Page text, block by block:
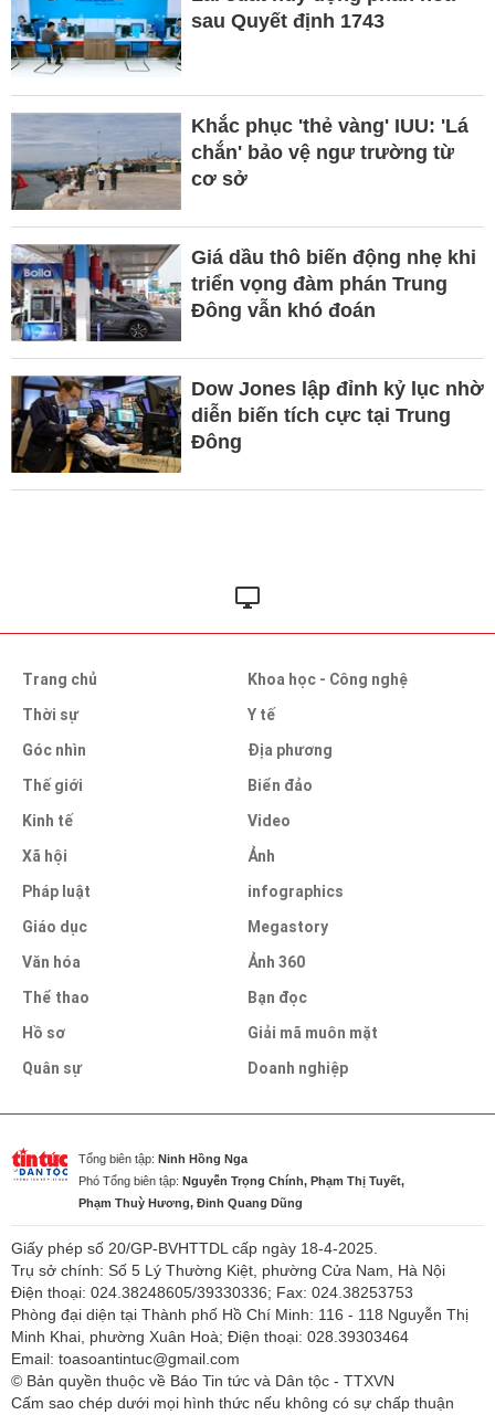
sau Quyết định 1743
Khắc phục 'thẻ vàng' IUU: 'Lá
chắn' bảo vệ ngư trường từ
cơ sở
Giá dầu thô biến động nhẹ khi
triển vọng đàm phán Trung
Đông vẫn khó đoán
Dow Jones lập đỉnh kỷ lục nhờ
diễn biến tích cực tại Trung
Đông
Trang chủ
Thời sự
Góc nhìn
Thế giới
Kinh tế
Xã hội
Pháp luật
Giáo dục
Văn hóa
Thể thao
Hồ sơ
Quân sự
Khoa học - Công nghệ
Y tế
Địa phương
Biển đảo
Video
Ảnh
infographics
Megastory
Ảnh 360
Bạn đọc
Giải mã muôn mặt
Doanh nghiệp
Tổng biên tập: Ninh Hồng Nga
Phó Tổng biên tập: Nguyễn Trọng Chính, Phạm Thị Tuyết,
Phạm Thuỳ Hương, Đinh Quang Dũng
Giấy phép số 20/GP-BVHTTDL cấp ngày 18-4-2025.
Trụ sở chính: Số 5 Lý Thường Kiệt, phường Cửa Nam, Hà Nội
Điện thoại: 024.38248605/39330336; Fax: 024.38253753
Phòng đại diện tại Thành phố Hồ Chí Minh: 116 - 118 Nguyễn Thị
Minh Khai, phường Xuân Hoà; Điện thoại: 028.39303464
Email: toasoantintuc@gmail.com
© Bản quyền thuộc về Báo Tin tức và Dân tộc - TTXVN
Cấm sao chép dưới mọi hình thức nếu không có sự chấp thuận